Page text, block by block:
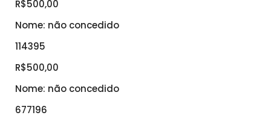
R$500,00
Nome: não concedido
114395
R$500,00
Nome: não concedido
677196